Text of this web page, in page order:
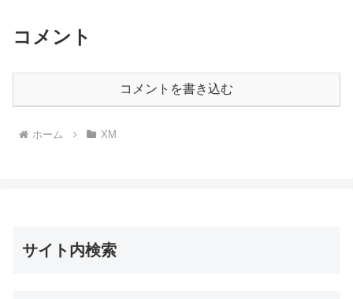
コメント
コメントを書き込む
ホーム XM
サイト内検索